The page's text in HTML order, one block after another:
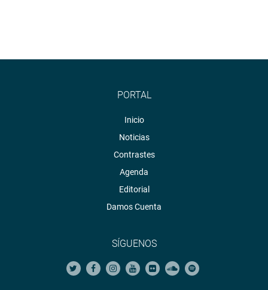
PORTAL
Inicio
Noticias
Contrastes
Agenda
Editorial
Damos Cuenta
SÍGUENOS